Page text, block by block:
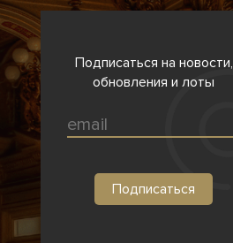
Подписаться на новости,
обновления и лоты